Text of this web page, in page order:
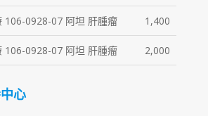
106-0928-07 阿坦 肝腫瘤 1,400
106-0928-07 阿坦 肝腫瘤 2,000
心